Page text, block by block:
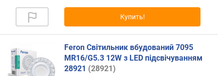
Купить!
Feron Світильник вбудований 7095
MR16/G5.3 12W з LED підсвічуванням
28921 (28921)